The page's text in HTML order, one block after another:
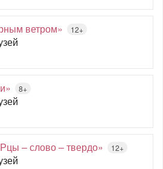
ветром» 12+
8+
– слово – твердо» 12+